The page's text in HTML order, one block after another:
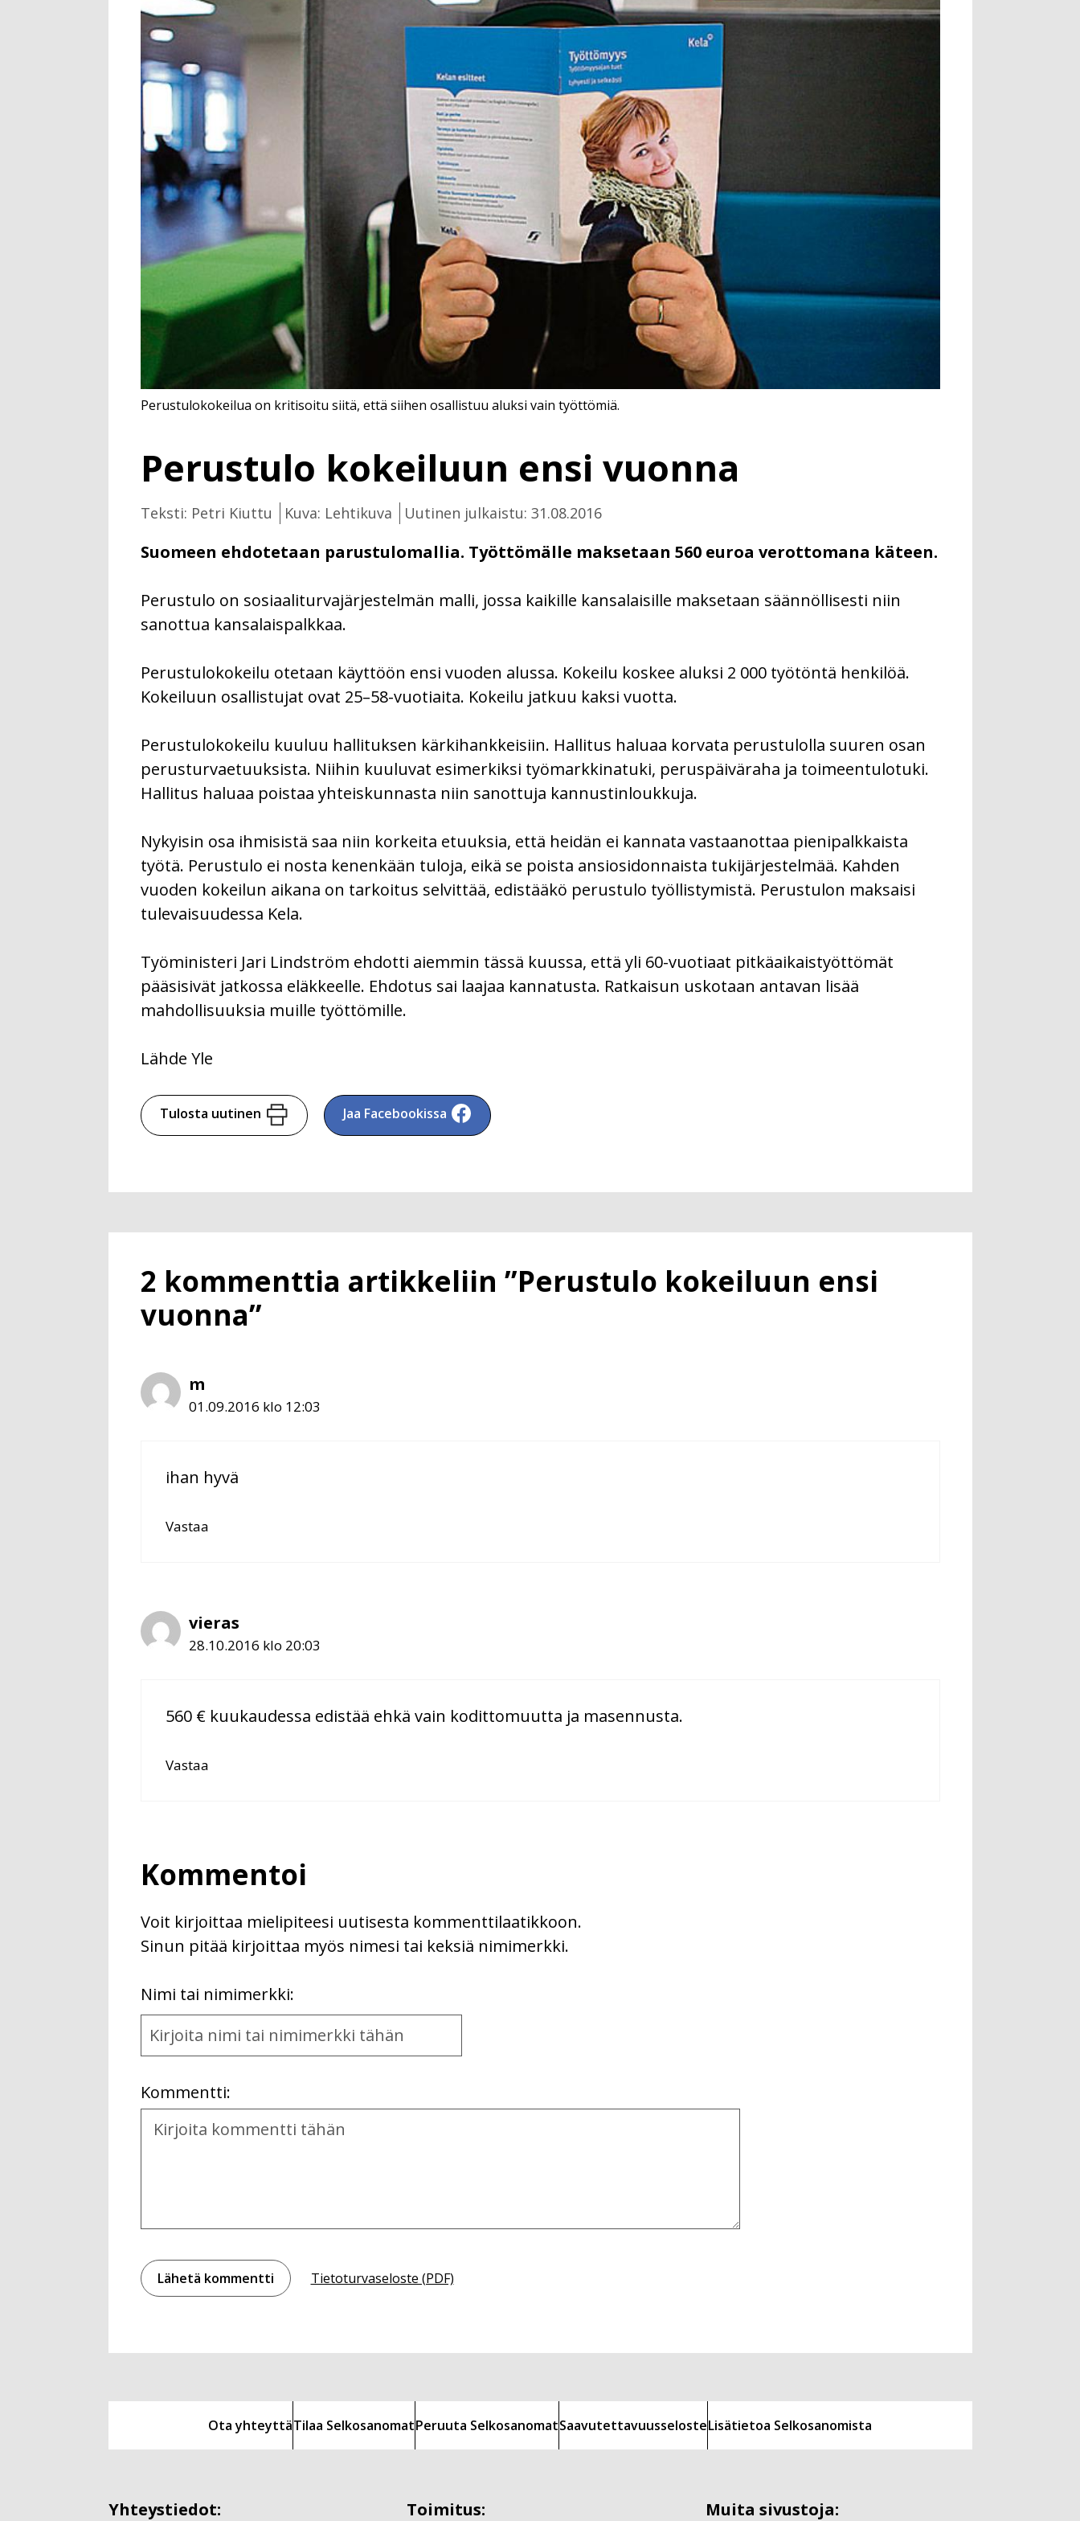
Perustulo kokeiluun ensi vuonna
Teksti: Petri Kiuttu Kuva: Lehtikuva Uutinen julkaistu: 31.08.2016
Suomeen ehdotetaan parustulomallia. Työttömälle maksetaan 560 euroa verottomana käteen.
Perustulokokeilua on kritisoitu siitä, että siihen osallistuu aluksi vain työttömiä.
Perustulo on sosiaaliturvajärjestelmän malli, jossa kaikille kansalaisille maksetaan säännöllisesti niin
sanottua kansalaispalkkaa.
Perustulokokeilu otetaan käyttöön ensi vuoden alussa. Kokeilu koskee aluksi 2 000 työtöntä henkilöä.
Kokeiluun osallistujat ovat 25–58-vuotiaita. Kokeilu jatkuu kaksi vuotta.
Perustulokokeilu kuuluu hallituksen kärkihankkeisiin. Hallitus haluaa korvata perustulolla suuren osan
perusturvaetuuksista. Niihin kuuluvat esimerkiksi työmarkkinatuki, peruspäiväraha ja toimeentulotuki.
Hallitus haluaa poistaa yhteiskunnasta niin sanottuja kannustinloukkuja.
Nykyisin osa ihmisistä saa niin korkeita etuuksia, että heidän ei kannata vastaanottaa pienipalkkaista
työtä. Perustulo ei nosta kenenkään tuloja, eikä se poista ansiosidonnaista tukijärjestelmää. Kahden
vuoden kokeilun aikana on tarkoitus selvittää, edistääkö perustulo työllistymistä. Perustulon maksaisi
tulevaisuudessa Kela.
Työministeri Jari Lindström ehdotti aiemmin tässä kuussa, että yli 60-vuotiaat pitkäaikaistyöttömät
pääsisivät jatkossa eläkkeelle. Ehdotus sai laajaa kannatusta. Ratkaisun uskotaan antavan lisää
mahdollisuuksia muille työttömille.
Lähde Yle
Tulosta uutinen Jaa Facebookissa
2 kommenttia artikkeliin ”Perustulo kokeiluun ensi
vuonna”
m
01.09.2016 klo 12:03
ihan hyvä
Vastaa
vieras
28.10.2016 klo 20:03
560 € kuukaudessa edistää ehkä vain kodittomuutta ja masennusta.
Vastaa
Kommentoi
Voit kirjoittaa mielipiteesi uutisesta kommenttilaatikkoon.
Sinun pitää kirjoittaa myös nimesi tai keksiä nimimerkki.
Nimi tai nimimerkki:First
Name
and
Kommentti:
Kommentti
Tietoturvaseloste (PDF)
Ota yhteyttäTilaa SelkosanomatPeruuta SelkosanomatSaavutettavuusselosteLisätietoa Selkosanomista
Yhteystiedot: Toimitus: Muita sivustoja: